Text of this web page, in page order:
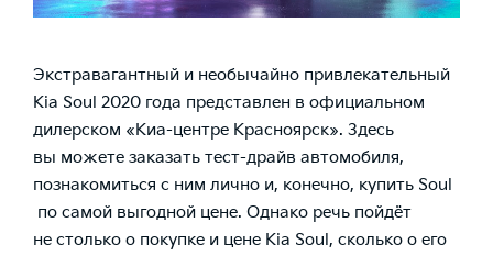
Экстравагантный и необычайно привлекательный
Kia Soul 2020 года представлен в официальном
дилерском «Киа-центре Красноярск». Здесь
вы можете заказать тест-драйв автомобиля,
познакомиться с ним лично и, конечно, купить Soul
по самой выгодной цене. Однако речь пойдёт
не столько о покупке и цене Kia Soul, сколько о его